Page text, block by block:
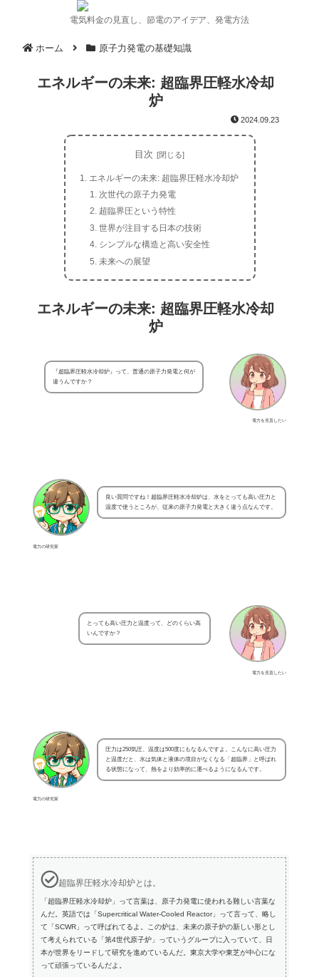
電気料金の見直し、節電のアイデア、発電方法
ホーム 原子力発電の基礎知識
エネルギーの未来: 超臨界圧軽水冷却
炉
2024.09.23
目次
エネルギーの未来: 超臨界圧軽水冷却炉
次世代の原子力発電
超臨界圧という特性
世界が注目する日本の技術
シンプルな構造と高い安全性
未来への展望
エネルギーの未来: 超臨界圧軽水冷却
炉
電力を見直したい
『超臨界圧軽水冷却炉』って、普通の原子力発電と何が
違うんですか？
電力の研究家
良い質問ですね！超臨界圧軽水冷却炉は、水をとっても高い圧力と
温度で使うところが、従来の原子力発電と大きく違う点なんです。
電力を見直したい
とっても高い圧力と温度って、どのくらい高
いんですか？
電力の研究家
圧力は250気圧、温度は500度にもなるんですよ。こんなに高い圧力
と温度だと、水は気体と液体の境目がなくなる「超臨界」と呼ばれ
る状態になって、熱をより効率的に運べるようになるんです。
超臨界圧軽水冷却炉とは。
「超臨界圧軽水冷却炉」って言葉は、原子力発電に使われる難しい言葉な
んだ。英語では「Supercritical Water-Cooled Reactor」って言って、略し
て「SCWR」って呼ばれてるよ。この炉は、未来の原子炉の新しい形とし
て考えられている「第4世代原子炉」っていうグループに入っていて、日
本が世界をリードして研究を進めているんだ。東京大学や東芝が中心にな
って頑張っているんだよ。